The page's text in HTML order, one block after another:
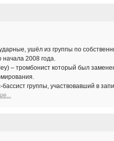
ушёл из группы по
2008 года.
– тромбонист который был
группы, участвовавший в